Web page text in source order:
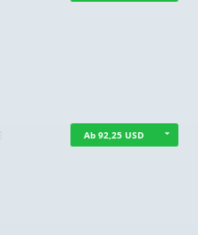
Ab 92,25 USD